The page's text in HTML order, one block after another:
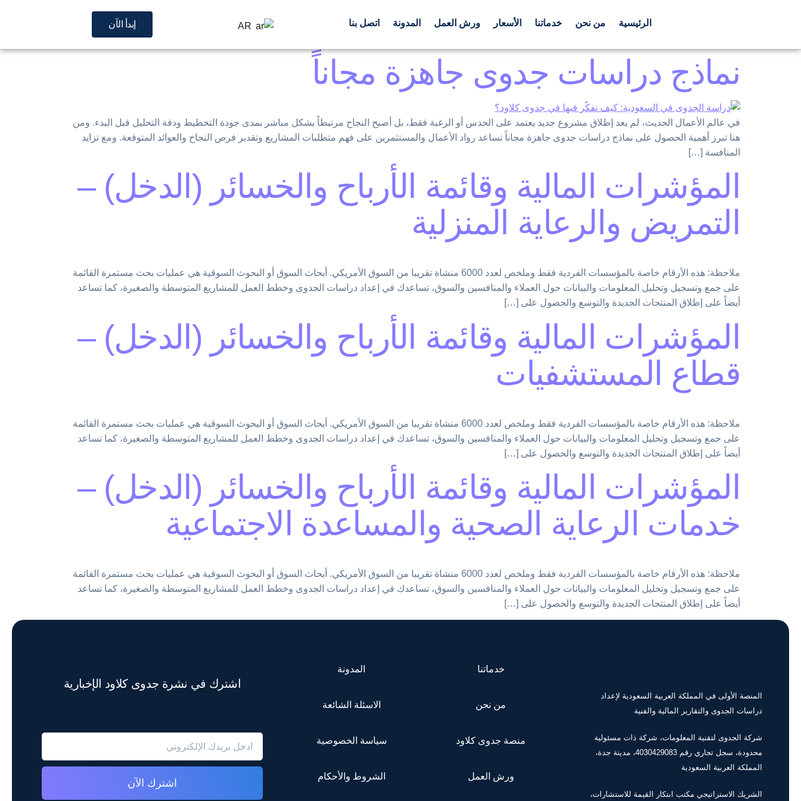
الرئيسية من نحن خدماتنا الأسعار ورش العمل المدونة اتصل بنا إبدأ الآن
نماذج دراسات جدوى جاهزة مجاناً
في عالم الأعمال الحديث، لم يعد إطلاق مشروع جديد يعتمد على الحدس أو الرغبة فقط، بل أصبح النجاح مرتبطاً بشكل مباشر بمدى جودة التخطيط ودقة التحليل قبل البدء. ومن
هنا تبرز أهمية الحصول على نماذج دراسات جدوى جاهزة مجاناً تساعد رواد الأعمال والمستثمرين على فهم متطلبات المشاريع وتقدير فرص النجاح والعوائد المتوقعة. ومع تزايد
المنافسة […]
المؤشرات المالية وقائمة الأرباح والخسائر (الدخل) –
التمريض والرعاية المنزلية
ملاحظة: هذه الأرقام خاصة بالمؤسسات الفردية فقط وملخص لعدد 6000 منشاة تقريبا من السوق الأمريكي. أبحاث السوق أو البحوث السوقية هي عمليات بحث مستمرة القائمة
على جمع وتسجيل وتحليل المعلومات والبيانات حول العملاء والمنافسين والسوق، تساعدك في إعداد دراسات الجدوى وخطط العمل للمشاريع المتوسطة والصغيرة، كما تساعد
أيضاً على إطلاق المنتجات الجديدة والتوسع والحصول على […]
المؤشرات المالية وقائمة الأرباح والخسائر (الدخل) –
قطاع المستشفيات
ملاحظة: هذه الأرقام خاصة بالمؤسسات الفردية فقط وملخص لعدد 6000 منشاة تقريبا من السوق الأمريكي. أبحاث السوق أو البحوث السوقية هي عمليات بحث مستمرة القائمة
على جمع وتسجيل وتحليل المعلومات والبيانات حول العملاء والمنافسين والسوق، تساعدك في إعداد دراسات الجدوى وخطط العمل للمشاريع المتوسطة والصغيرة، كما تساعد
أيضاً على إطلاق المنتجات الجديدة والتوسع والحصول على […]
المؤشرات المالية وقائمة الأرباح والخسائر (الدخل) –
خدمات الرعاية الصحية والمساعدة الاجتماعية
ملاحظة: هذه الأرقام خاصة بالمؤسسات الفردية فقط وملخص لعدد 6000 منشاة تقريبا من السوق الأمريكي. أبحاث السوق أو البحوث السوقية هي عمليات بحث مستمرة القائمة
على جمع وتسجيل وتحليل المعلومات والبيانات حول العملاء والمنافسين والسوق، تساعدك في إعداد دراسات الجدوى وخطط العمل للمشاريع المتوسطة والصغيرة، كما تساعد
أيضاً على إطلاق المنتجات الجديدة والتوسع والحصول على […]
المنصة الأولى في المملكة العربية السعودية لإعداد
دراسات الجدوى والتقارير المالية والفنية
شركة الجدوى لتقنية المعلومات، شركة ذات مسئولية
محدودة، سجل تجاري رقم 4030429083، مدينة جدة،
المملكة العربية السعودية
الشريك الاستراتيجي مكتب ابتكار القيمة للاستشارات،
خدماتنا
من نحن
منصة جدوى كلاود
ورش العمل
المدونة
الاسئلة الشائعة
سياسة الخصوصية
الشروط والأحكام
اشترك في نشرة جدوى كلاود الإخبارية
اشترك الآن